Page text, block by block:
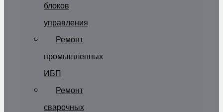
блоков
управления
Ремонт
промышленных
ИБП
Ремонт
сварочных